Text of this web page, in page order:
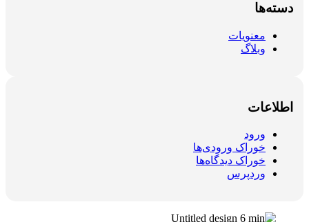
دسته‌ها
معنویات
وبلاگ
اطلاعات
ورود
خوراک ورودی‌ها
خوراک دیدگاه‌ها
وردپرس